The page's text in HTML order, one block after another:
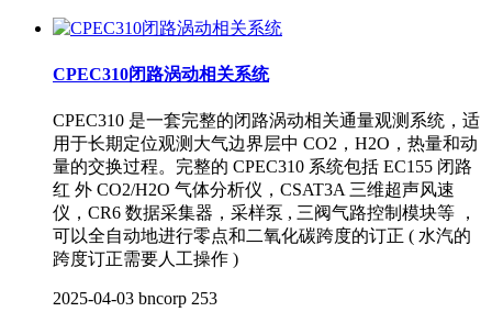
CPEC310闭路涡动相关系统
CPEC310 是一套完整的闭路涡动相关通量观测系统，适
用于长期定位观测大气边界层中 CO2，H2O，热量和动
量的交换过程。完整的 CPEC310 系统包括 EC155 闭路
红 外 CO2/H2O 气体分析仪，CSAT3A 三维超声风速
仪，CR6 数据采集器，采样泵 , 三阀气路控制模块等 ，
可以全自动地进行零点和二氧化碳跨度的订正 ( 水汽的
跨度订正需要人工操作 )
2025-04-03 bncorp 253